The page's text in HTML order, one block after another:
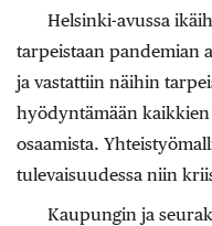
Helsinki-avussa
tarpeistaan pandemian
ja vastattiin näihin
hyödyntämään
osaamista.
tulevaisuudessa niin
Kaupungin ja